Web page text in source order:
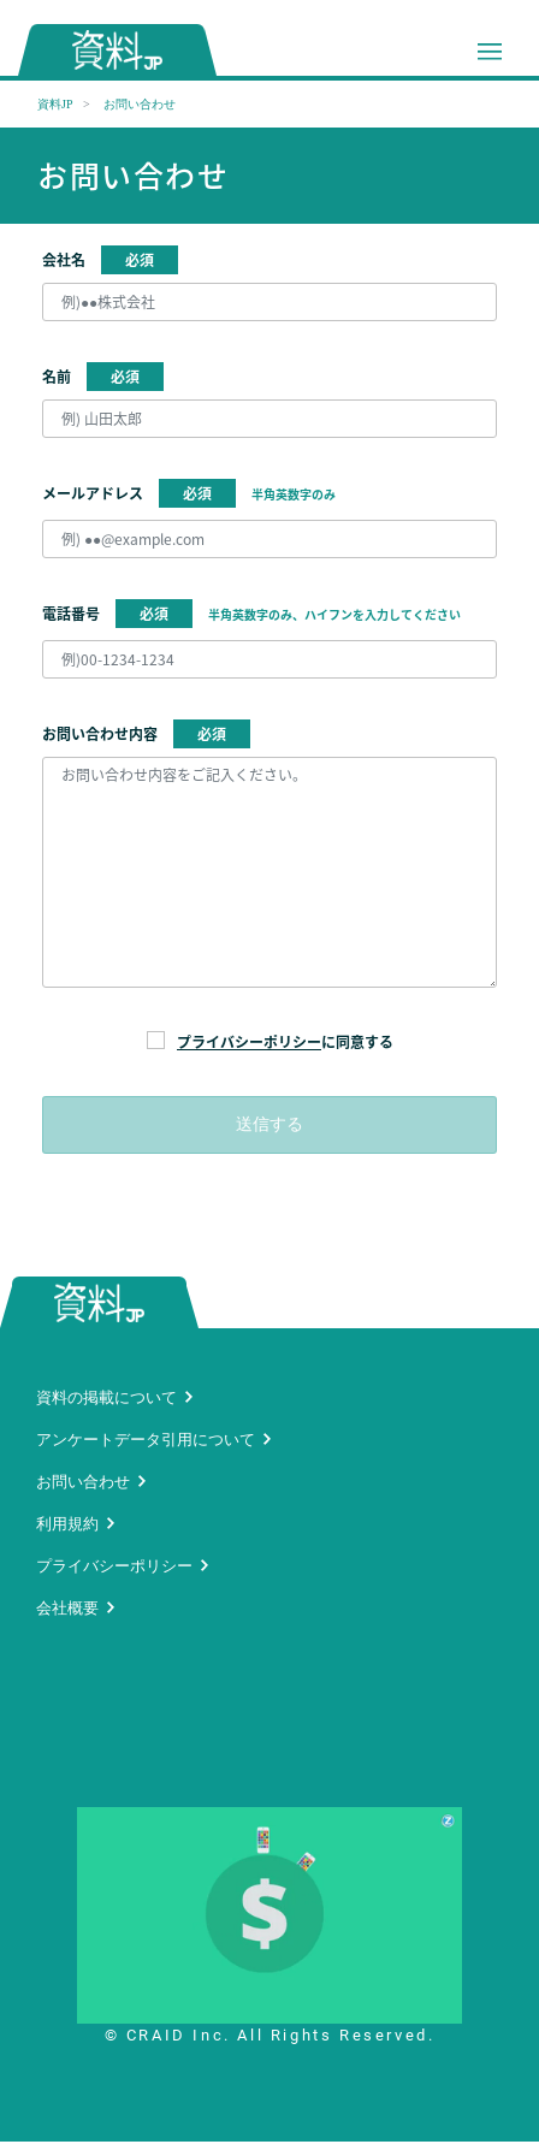
資料JP お問い合わせ
お問い合わせ
会社名 必須
名前 必須
メールアドレス 必須 半角英数字のみ
電話番号 必須 半角英数字のみ、ハイフンを入力してください
お問い合わせ内容 必須
プライバシーポリシーに同意する
送信する
資料の掲載について
アンケートデータ引用について
お問い合わせ
利用規約
プライバシーポリシー
会社概要
© CRAID Inc. All Rights Reserved.